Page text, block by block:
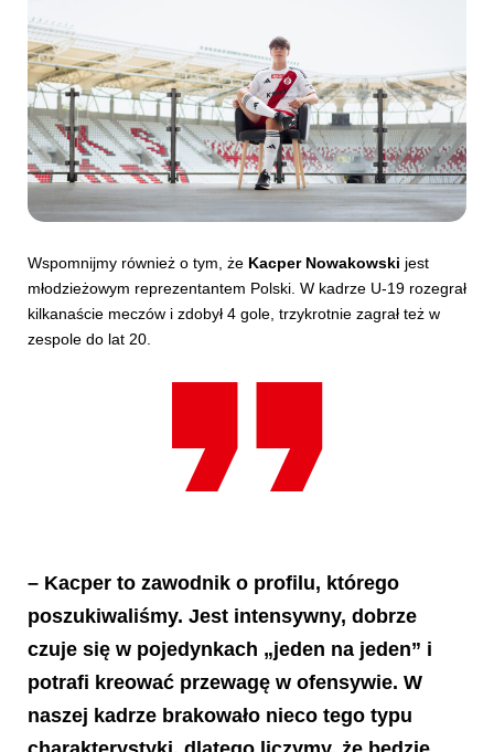
Wspomnijmy również o tym, że Kacper Nowakowski jest
młodzieżowym reprezentantem Polski. W kadrze U-19 rozegrał
kilkanaście meczów i zdobył 4 gole, trzykrotnie zagrał też w
zespole do lat 20.
– Kacper to zawodnik o profilu, którego
poszukiwaliśmy. Jest intensywny, dobrze
czuje się w pojedynkach „jeden na jeden” i
potrafi kreować przewagę w ofensywie. W
naszej kadrze brakowało nieco tego typu